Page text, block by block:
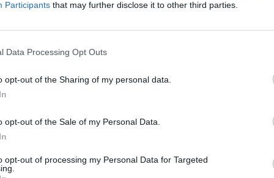
Participants that may further disclose it to other third parties.
Data Processing Opt Outs
opt-out of the Sharing of my personal data.
opt-out of the Sale of my Personal Data.
opt-out of processing my Personal Data for Targeted
και λιπασμένες από το μακρύ χέρι
και λακές της οικονομικής
ανισοτήτων
είναι ο ακαταμάχητος μηχανισμός
του, είτε με την ανοχή του.
με δική του ευθύνη, φοράει για
της απόλυτης υποκρισίας.
επιβεβαίωση είναι πολύ κοντά. Οι